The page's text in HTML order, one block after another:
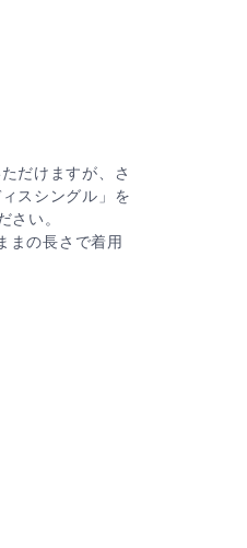
だけますが、さ
スシングル」を
さい。
まの長さで着用